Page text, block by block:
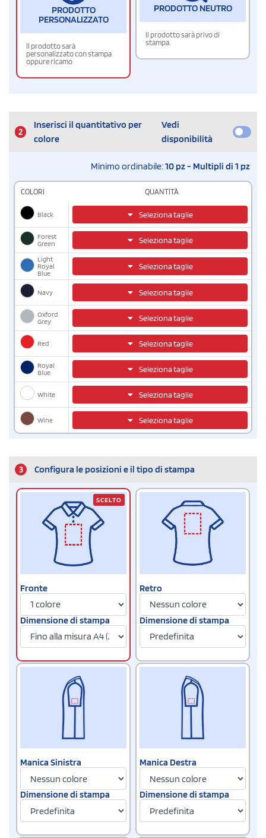
PRODOTTO
PERSONALIZZATO
Il prodotto sarà
personalizzato con stampa
oppure ricamo
PRODOTTO NEUTRO
Il prodotto sarà privo di
stampa.
2
Inserisci il quantitativo per
colore
Vedi
disponibilità
Minimo ordinabile:10 pz - Multipli di 1 pz
COLORI QUANTITÀ
Black Seleziona taglie
Forest
Green
Seleziona taglie
Light
Royal
Blue
Seleziona taglie
Navy Seleziona taglie
Oxford
Grey
Seleziona taglie
Red Seleziona taglie
Royal
Blue
Seleziona taglie
White Seleziona taglie
Wine Seleziona taglie
3 Configura le posizioni e il tipo di stampa
Fronte
Dimensione di stampa
SCELTO
Retro
Dimensione di stampa
Manica Sinistra
Dimensione di stampa
Manica Destra
Dimensione di stampa